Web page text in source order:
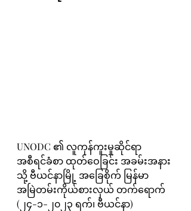
UNODC ၏ လူကုန်ကူးမှုဆိုင်ရာ
အစီရင်ခံစာ ထုတ်ဝေခြင်း အခမ်းအနား
သို့ ဗီယင်နာမြို့ အခြေစိုက် မြန်မာ
အမြဲတမ်းကိုယ်စားလှယ် တက်ရောက်
(၂၄-၁-၂၀၂၃ ရက်၊ ဗီယင်နာ)